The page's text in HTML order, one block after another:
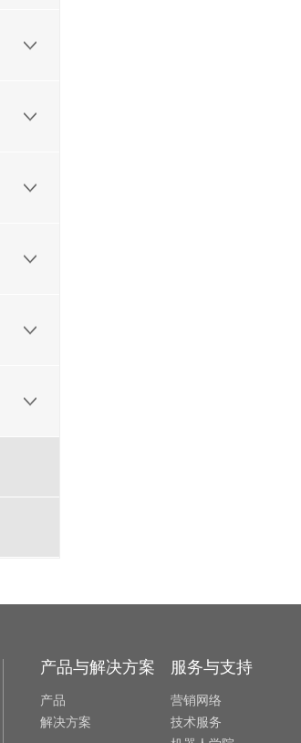
产品与解决方案
产品
解决方案
服务与支持
营销网络
技术服务